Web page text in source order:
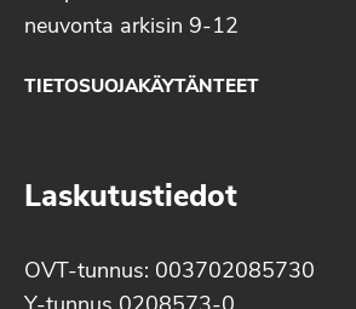
neuvonta arkisin 9-12
TIETOSUOJAKÄYTÄNTEET
Laskutustiedot
OVT-tunnus: 003702085730